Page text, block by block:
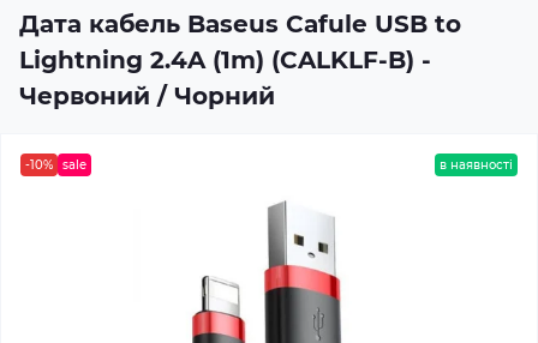
Дата кабель Baseus Cafule USB to
Lightning 2.4A (1m) (CALKLF-B) -
Червоний / Чорний
-10% sale в наявності